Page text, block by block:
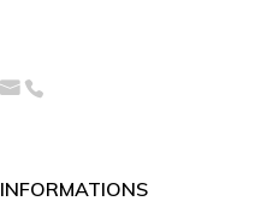
INFORMATIONS